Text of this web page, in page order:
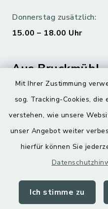
Mit Ihrer Zustimmung
sog. Tracking-Cookies, die
verstehen, wie unsere
unser Angebot weiter
hierfür können Sie
Ich stimme zu
Donnerstag zusätzlich:
15.00 – 18.00 Uhr
Aus Bruckmühl
Digitaler Ortsplan